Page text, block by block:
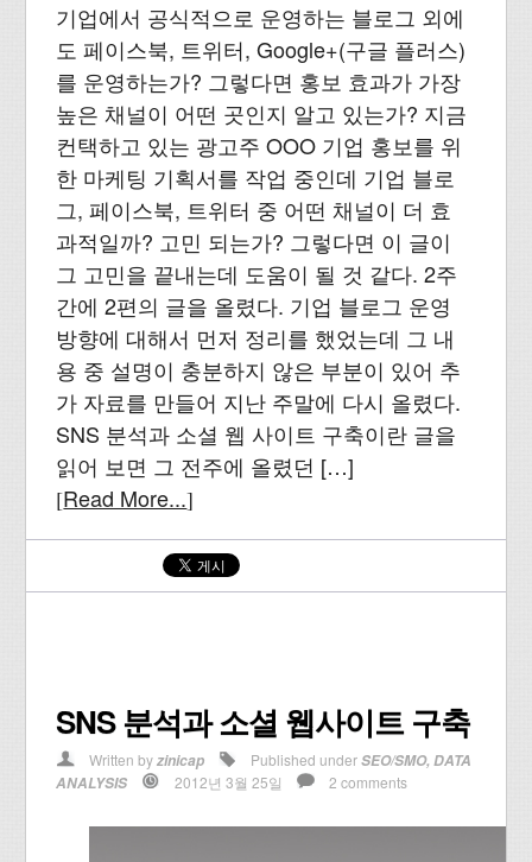
기업에서 공식적으로 운영하는 블로그 외에
도 페이스북, 트위터, Google+(구글 플러스)
를 운영하는가? 그렇다면 홍보 효과가 가장
높은 채널이 어떤 곳인지 알고 있는가? 지금
컨택하고 있는 광고주 OOO 기업 홍보를 위
한 마케팅 기획서를 작업 중인데 기업 블로
그, 페이스북, 트위터 중 어떤 채널이 더 효
과적일까? 고민 되는가? 그렇다면 이 글이
그 고민을 끝내는데 도움이 될 것 같다. 2주
간에 2편의 글을 올렸다. 기업 블로그 운영
방향에 대해서 먼저 정리를 했었는데 그 내
용 중 설명이 충분하지 않은 부분이 있어 추
가 자료를 만들어 지난 주말에 다시 올렸다.
SNS 분석과 소셜 웹 사이트 구축이란 글을
읽어 보면 그 전주에 올렸던 […]
[Read More...]
SNS 분석과 소셜 웹사이트 구축
Written byzinicap Published underSEO/SMO,DATA
ANALYSIS
2012년 3월 25일 2 comments